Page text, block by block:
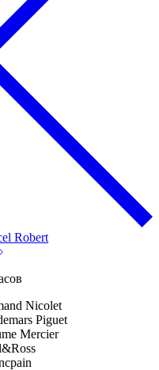
Nicolet
Piguet
Mercier